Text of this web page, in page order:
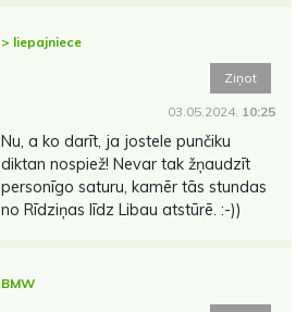
> liepajniece
Ziņot
03.05.2024. 10:25
Nu, a ko darīt, ja jostele punčiku
diktan nospiež! Nevar tak žņaudzīt
personīgo saturu, kamēr tās stundas
no Rīdziņas līdz Libau atstūrē. :-))
BMW